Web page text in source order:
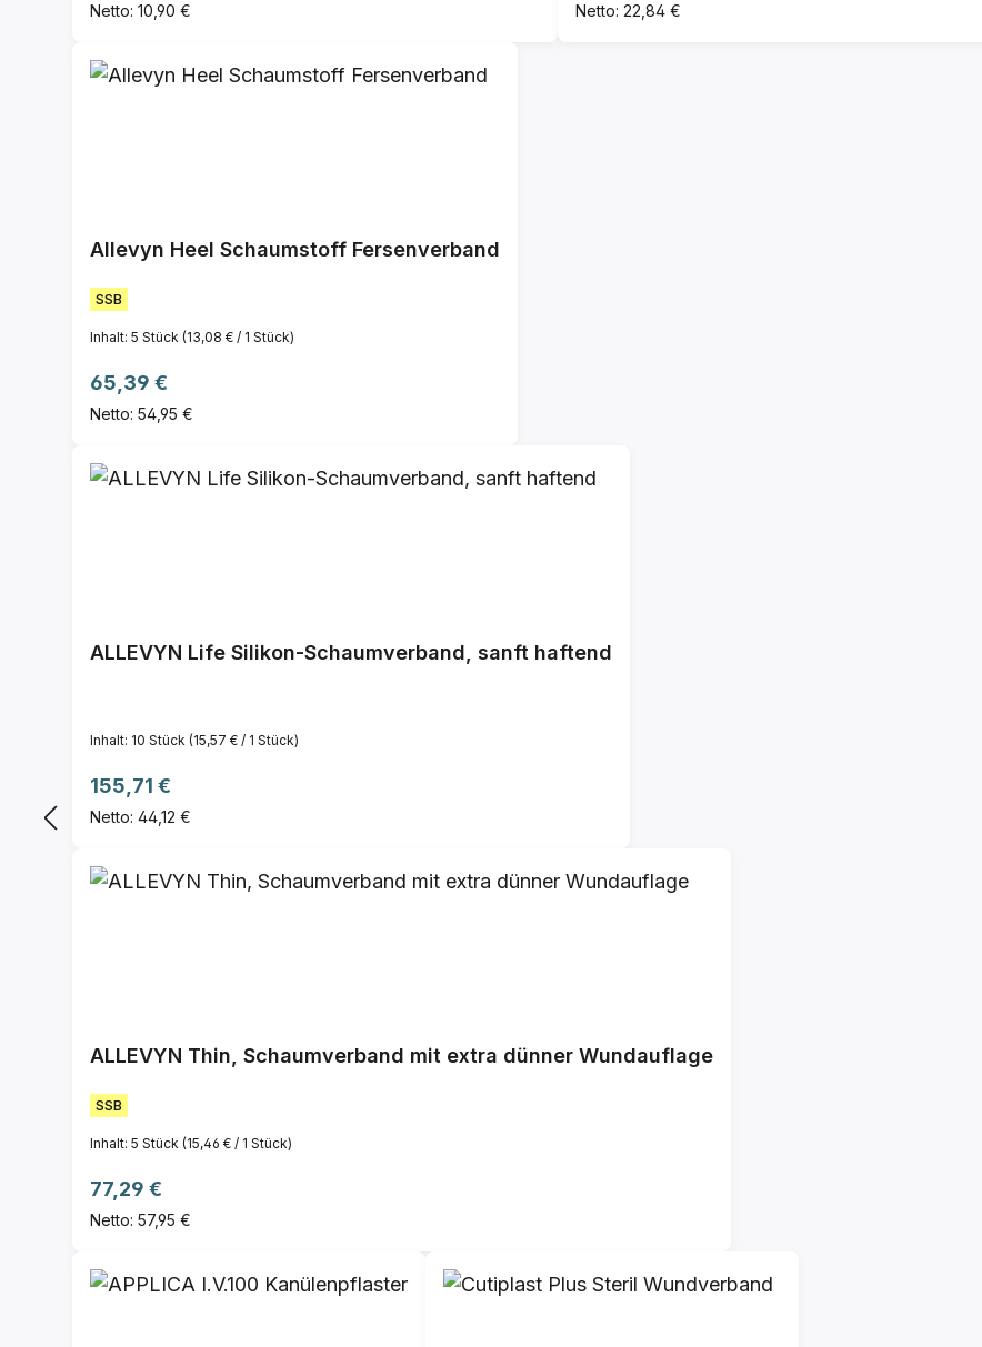
Netto: 10,90 € Netto: 22,84 €
Allevyn Heel Schaumstoff Fersenverband
SSB
Inhalt: 5 Stück (13,08 € / 1 Stück)
Regulärer Preis:
65,39 €
Netto: 54,95 €
ALLEVYN Life Silikon-Schaumverband, sanft haftend
Inhalt: 10 Stück (15,57 € / 1 Stück)
Regulärer Preis:
155,71 €
Netto: 44,12 €
ALLEVYN Thin, Schaumverband mit extra dünner Wundauflage
SSB
Inhalt: 5 Stück (15,46 € / 1 Stück)
Regulärer Preis:
77,29 €
Netto: 57,95 €